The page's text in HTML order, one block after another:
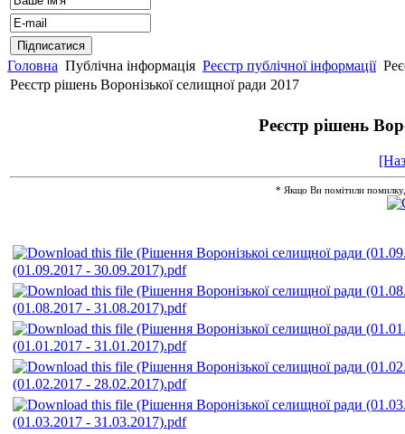
Головна Публічна інформація Реєстр публічної інформації
Реєстр рішень Воронізької селищної ради 2017
Реєстр рішень
* Якщо Ви помітили помилку,
(01.09.2017 - 30.09.2017).pdf
(01.08.2017 - 31.08.2017).pdf
(01.01.2017 - 31.01.2017).pdf
(01.02.2017 - 28.02.2017).pdf
(01.03.2017 - 31.03.2017).pdf